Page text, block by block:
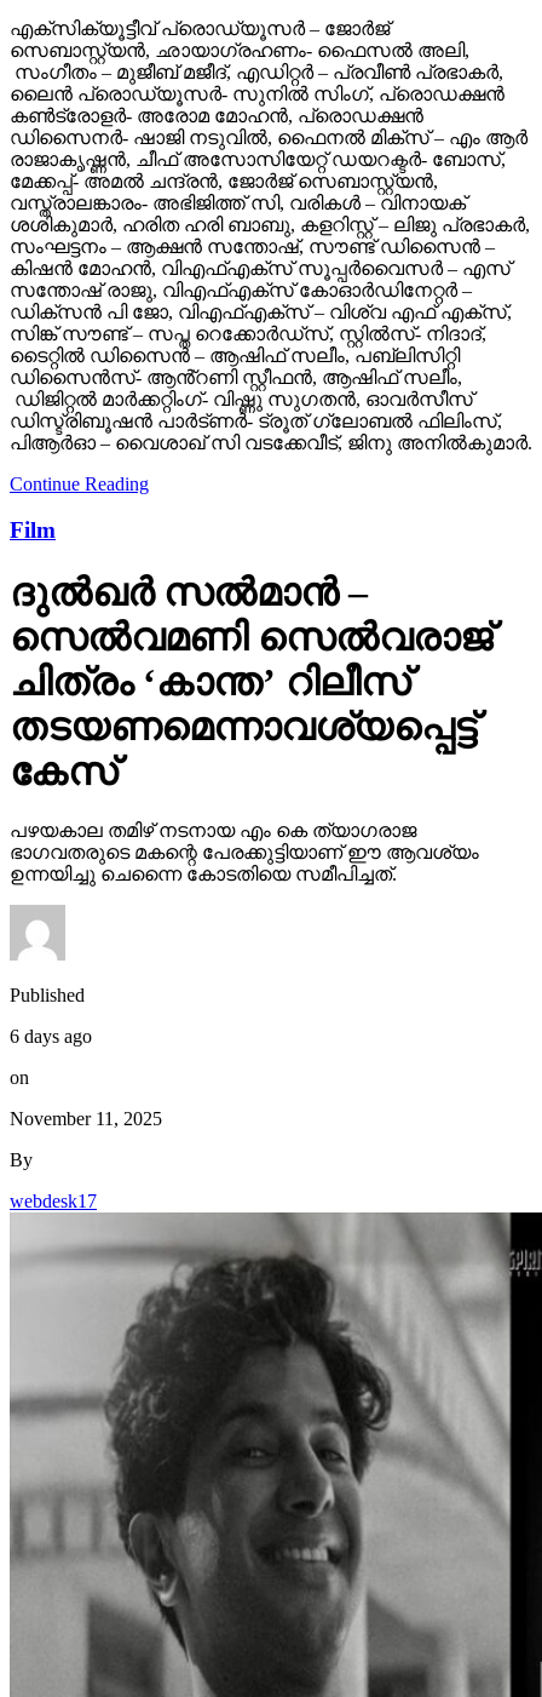
എക്സിക്യൂട്ടീവ് പ്രൊഡ്യൂസർ – ജോർജ്
സെബാസ്റ്റ്യൻ, ഛായാഗ്രഹണം- ഫൈസൽ അലി,
സംഗീതം – മുജീബ് മജീദ്, എഡിറ്റർ – പ്രവീൺ പ്രഭാകർ,
ലൈൻ പ്രൊഡ്യൂസർ- സുനിൽ സിംഗ്, പ്രൊഡക്ഷൻ
കൺട്രോളർ- അരോമ മോഹൻ, പ്രൊഡക്ഷൻ
ഡിസൈനർ- ഷാജി നടുവിൽ, ഫൈനൽ മിക്സ് – എം ആർ
രാജാകൃഷ്ണൻ, ചീഫ് അസോസിയേറ്റ് ഡയറക്ടർ- ബോസ്,
മേക്കപ്പ്- അമൽ ചന്ദ്രൻ, ജോർജ് സെബാസ്റ്റ്യൻ,
വസ്ത്രാലങ്കാരം- അഭിജിത്ത് സി, വരികൾ – വിനായക്
ശശികുമാർ, ഹരിത ഹരി ബാബു, കളറിസ്റ്റ് – ലിജു പ്രഭാകർ,
സംഘട്ടനം – ആക്ഷൻ സന്തോഷ്, സൗണ്ട് ഡിസൈൻ –
കിഷൻ മോഹൻ, വിഎഫ്എക്സ് സൂപ്പർവൈസർ – എസ്
സന്തോഷ് രാജു, വിഎഫ്എക്സ് കോഓർഡിനേറ്റർ –
ഡിക്സൻ പി ജോ, വിഎഫ്എക്സ് – വിശ്വ എഫ് എക്സ്,
സിങ്ക് സൗണ്ട് – സപ്ത റെക്കോർഡ്സ്, സ്റ്റിൽസ്- നിദാദ്,
ടൈറ്റിൽ ഡിസൈൻ – ആഷിഫ് സലീം, പബ്ലിസിറ്റി
ഡിസൈൻസ്- ആൻ്റണി സ്റ്റീഫൻ, ആഷിഫ് സലീം,
ഡിജിറ്റൽ മാർക്കറ്റിംഗ്- വിഷ്ണു സുഗതൻ, ഓവർസീസ്
ഡിസ്ട്രിബൂഷൻ പാർട്ണർ- ട്രൂത് ഗ്ലോബൽ ഫിലിംസ്,
പിആർഓ – വൈശാഖ് സി വടക്കേവീട്, ജിനു അനിൽകുമാർ.
Continue Reading
Film
ദുല്‍ഖര്‍ സല്‍മാന്‍ –
സെല്‍വമണി സെല്‍വരാജ്
ചിത്രം ‘കാന്ത’ റിലീസ്
തടയണമെന്നാവശ്യപ്പെട്ട്
കേസ്
പഴയകാല തമിഴ് നടനായ എം കെ ത്യാഗരാജ
ഭാഗവതരുടെ മകന്റെ പേരക്കുട്ടിയാണ് ഈ ആവശ്യം
ഉന്നയിച്ചു ചെന്നൈ കോടതിയെ സമീപിച്ചത്.
Published
6 days ago
on
November 11, 2025
By
webdesk17